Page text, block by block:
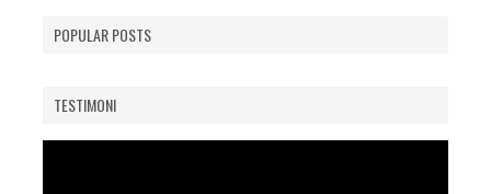
POPULAR POSTS
TESTIMONI